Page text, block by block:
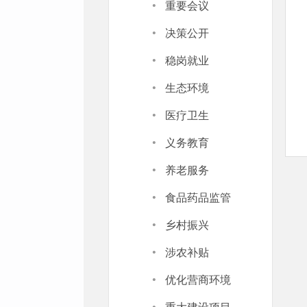
· 重要会议
· 决策公开
· 稳岗就业
· 生态环境
· 医疗卫生
· 义务教育
· 养老服务
· 食品药品监管
· 乡村振兴
· 涉农补贴
· 优化营商环境